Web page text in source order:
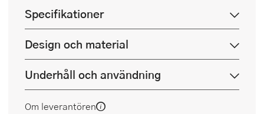
Specifikationer
Design och material
Underhåll och användning
Om leverantören